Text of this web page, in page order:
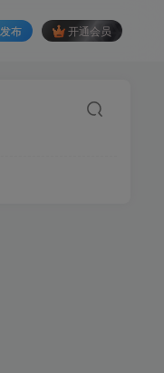
发布 开通会员